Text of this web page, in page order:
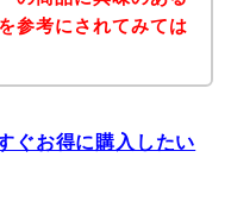
参考にされてみては
ぐお得に購入したい